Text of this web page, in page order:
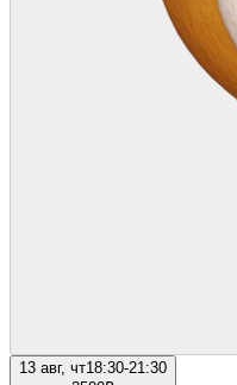
13 авг, чт18:30-21:30